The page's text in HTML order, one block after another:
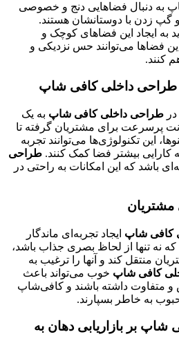
به دنبال فضاهایی دنج و خصوصی
زدن با دوستانشان هستند.
به ایجاد این فضاهای کوچک و
فضاها می‌توانند حس نزدیکی و
کنند.
طراحی داخلی کافی شاپ
طراحی داخلی کافی شاپ به یک
پرسرعت برای مشتریان گرفته تا
این تکنولوژی‌ها می‌توانند تجربه
کارایی بیشتر فضا کمک کنند. طراحی
باشد که این امکانات به راحتی در
مشتریان
کافی شاپ ایجاد تجربه‌ای ماندگار
نه تنها از لحاظ بصری جذاب باشد،
منتقل کند و آنها را ترغیب به
کافی شاپ خوب می‌تواند باعث
متفاوت داشته باشند و کافی‌شاپ
به خاطر بسپارند.
شاپ بر بازاریابی دهان به